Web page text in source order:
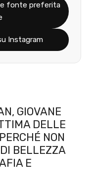
fonte preferita
Instagram
GIOVANE
DELLE
NON
BELLEZZA
E